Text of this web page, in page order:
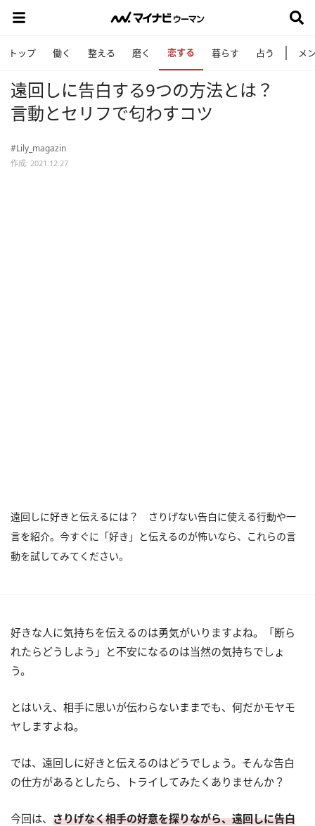
トップ 働く 整える 磨く 恋する 暮らす 占う メ
遠回しに告白する9つの方法とは？
言動とセリフで匂わすコツ
#Lily_magazin
作成: 2021.12.27
遠回しに好きと伝えるには？ さりげない告白に使える行動や一
言を紹介。今すぐに「好き」と伝えるのが怖いなら、これらの言
動を試してみてください。
好きな人に気持ちを伝えるのは勇気がいりますよね。「断ら
れたらどうしよう」と不安になるのは当然の気持ちでしょ
う。
とはいえ、相手に思いが伝わらないままでも、何だかモヤモ
ヤしますよね。
では、遠回しに好きと伝えるのはどうでしょう。そんな告白
の仕方があるとしたら、トライしてみたくありませんか？
今回は、 さりげなく相手の好意を探りながら、遠回しに告白